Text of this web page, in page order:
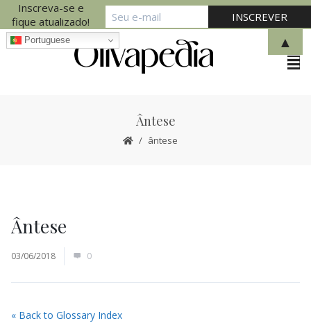
Ântese
ântese
Ântese
03/06/2018 0
« Back to Glossary Index
Inscreva-se e
fique atualizado!
▲
Portuguese